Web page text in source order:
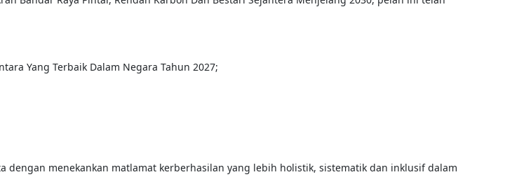
Yang Terbaik Dalam Negara Tahun 2027;
menekankan matlamat kerberhasilan yang lebih holistik, sistematik dan inklusif dalam